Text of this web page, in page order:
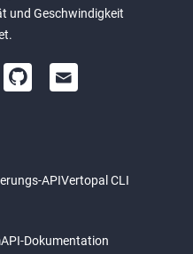
und Geschwindigkeit
APIVertopal CLI
API-Dokumentation